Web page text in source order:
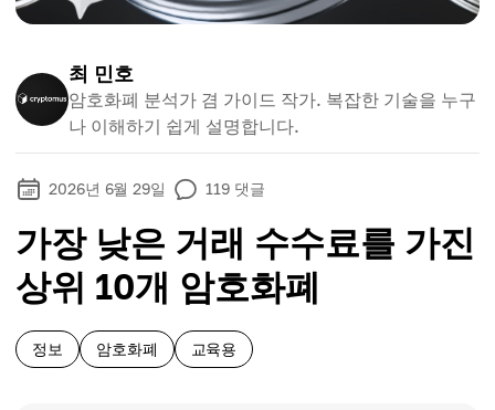
최 민호
암호화폐 분석가 겸 가이드 작가. 복잡한 기술을 누구
나 이해하기 쉽게 설명합니다.
2026년 6월 29일 119 댓글
가장 낮은 거래 수수료를 가진
상위 10개 암호화폐
정보 암호화폐 교육용